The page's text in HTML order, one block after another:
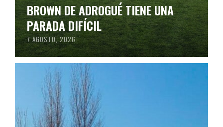
BROWN DE ADROGUÉ TIENE UNA
PARADA DIFÍCIL
7 AGOSTO, 2026